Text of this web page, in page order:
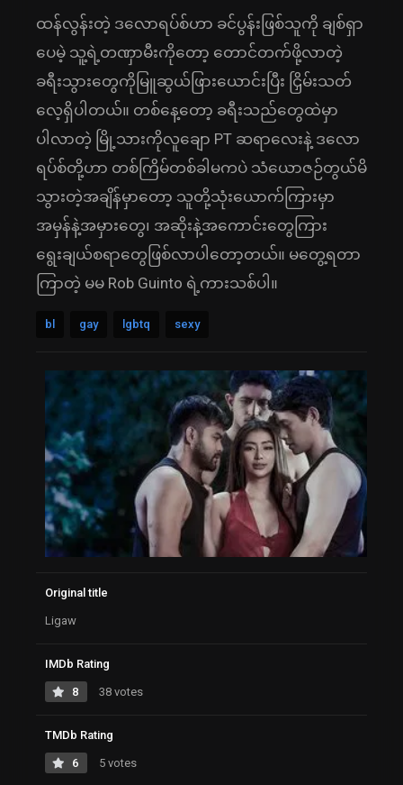
ထန်လွန်းတဲ့ ဒလောရပ်စ်ဟာ ခင်ပွန်းဖြစ်သူကို ချစ်ရှာ
ပေမဲ့ သူ့ရဲ့တဏှာမီးကိုတော့ တောင်တက်ဖို့လာတဲ့
ခရီးသွားတွေကိုမြူဆွယ်ဖြားယောင်းပြီး ငြှိမ်းသတ်
လေ့ရှိပါတယ်။ တစ်နေ့တော့ ခရီးသည်တွေထဲမှာ
ပါလာတဲ့ မြို့သားကိုလူချော PT ဆရာလေးနဲ့ ဒလော
ရပ်စ်တို့ဟာ တစ်ကြိမ်တစ်ခါမကပဲ သံယောဇဉ်တွယ်မိ
သွားတဲ့အချိန်မှာတော့ သူတို့သုံးယောက်ကြားမှာ
အမှန်နဲ့အမှားတွေ၊ အဆိုးနဲ့အကောင်းတွေကြား
ရွေးချယ်စရာတွေဖြစ်လာပါတော့တယ်။ မတွေ့ရတာ
ကြာတဲ့ မမ Rob Guinto ရဲ့ကားသစ်ပါ။
bl gay lgbtq sexy
Original title
Ligaw
IMDb Rating
8 38 votes
TMDb Rating
6 5 votes